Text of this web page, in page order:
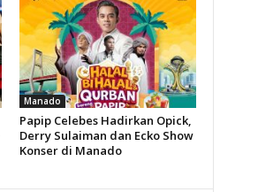
Manado
Papip Celebes Hadirkan Opick,
Derry Sulaiman dan Ecko Show
Konser di Manado